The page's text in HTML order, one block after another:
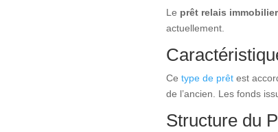
Le prêt relais immobilier
actuellement.
Ce type de prêtest
de l’ancien. Les fonds
Structure du